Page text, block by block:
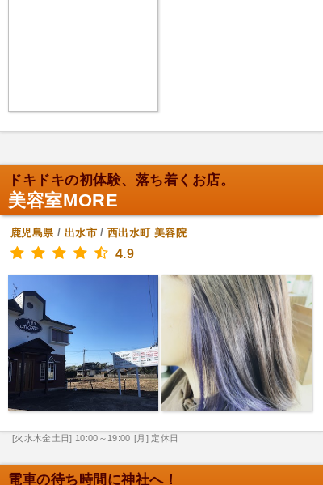
ドキドキの初体験、落ち着くお店。
美容室MORE
鹿児島県/ 出水市/西出水町 美容院
4.9
[火水木金土日] 10:00～19:00 [月] 定休日
電車の待ち時間に神社へ！